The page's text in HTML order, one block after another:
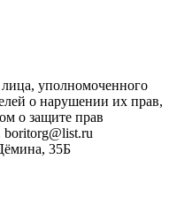
уполномоченного
о нарушении их прав,
о защите прав
boritorg@list.ru
35Б